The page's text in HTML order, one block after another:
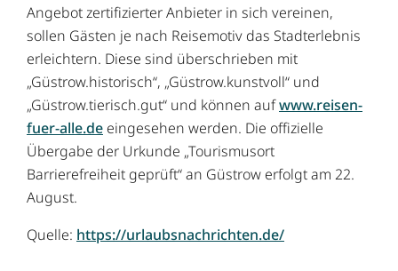
Angebot zertifizierter Anbieter in sich vereinen,
sollen Gästen je nach Reisemotiv das Stadterlebnis
erleichtern. Diese sind überschrieben mit
„Güstrow.historisch“, „Güstrow.kunstvoll“ und
„Güstrow.tierisch.gut“ und können aufwww.reisen-
fuer-alle.de eingesehen werden. Die offizielle
Übergabe der Urkunde „Tourismusort
Barrierefreiheit geprüft“ an Güstrow erfolgt am 22.
August.
Quelle: https://urlaubsnachrichten.de/